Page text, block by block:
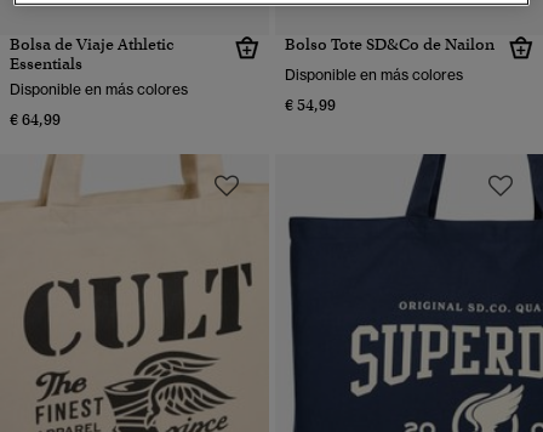
Bolsa de Viaje Athletic
Essentials
Disponible en más colores
€ 64,99
Bolso Tote SD&Co de Nailon
Disponible en más colores
€ 54,99